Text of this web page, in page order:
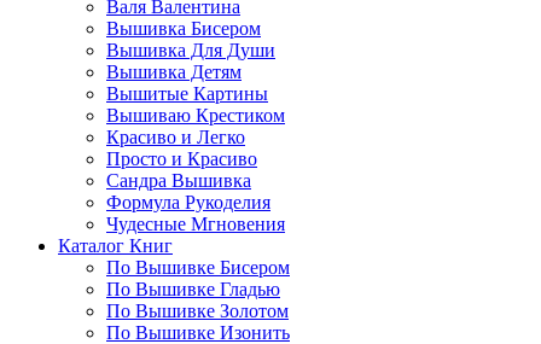
Валя Валентина
Вышивка Бисером
Вышивка Для Души
Вышивка Детям
Вышитые Картины
Вышиваю Крестиком
Красиво и Легко
Просто и Красиво
Сандра Вышивка
Формула Рукоделия
Чудесные Мгновения
Каталог Книг
По Вышивке Бисером
По Вышивке Гладью
По Вышивке Золотом
По Вышивке Изонить